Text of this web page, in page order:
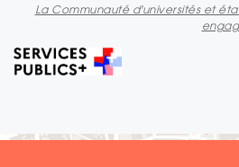
La Communauté d'universités et